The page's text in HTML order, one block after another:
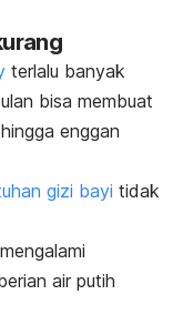
terlalu banyak
bisa membuat
enggan
gizi bayi tidak
air putih